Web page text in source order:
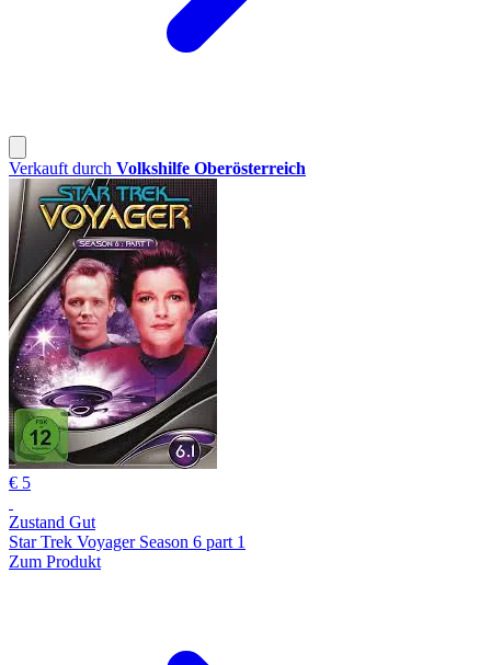
Verkauft durch Volkshilfe Oberösterreich
€ 5
Zustand Gut
Star Trek Voyager Season 6 part 1
Zum Produkt